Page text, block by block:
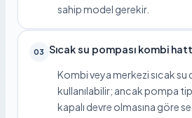
sahip model gerekir.
03 Sıcak su pompası kombi
Kombi veya merkezi sıcak su
kullanılabilir; ancak pompa
kapalı devre olmasına göre